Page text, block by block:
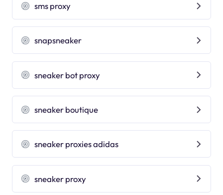
sms proxy
snapsneaker
sneaker bot proxy
sneaker boutique
sneaker proxies adidas
sneaker proxy